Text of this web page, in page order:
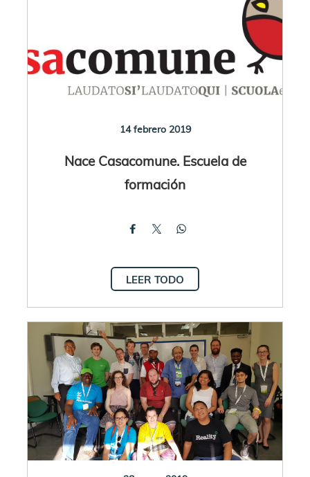
14 febrero 2019
Nace Casacomune. Escuela de
formación
LEER TODO